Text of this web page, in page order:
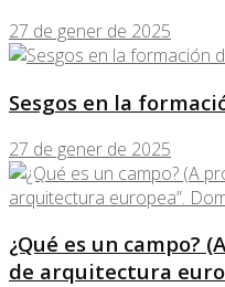
27 de gener de 2025
Sesgos en la
27 de gener de 2025
¿Qué es un campo?
de arquitectura